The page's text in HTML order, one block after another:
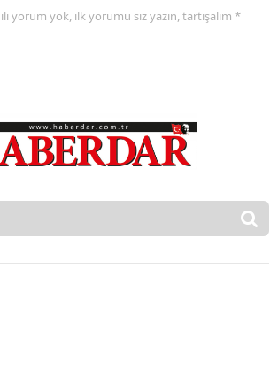
yorum yok, ilk yorumu siz yazın, tartışalım *